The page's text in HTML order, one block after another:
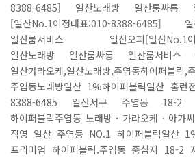
8388-6485] 일산노래방 일산룸싸롱
[일산No.1이정대표:010-8388-6485]
일산룸서비스 일산오피[일산No.1이
일산노래방 일산룸싸롱 일산룸서비스
일산가라오케,일산노래방,주엽동하이퍼블릭,
주엽동노래방일산 1%하이퍼블릭일산 홈
8388-6485 일산서구 주엽동 18-2
하이퍼블릭주엽동 노래방 · 가라오케 · 아가
직영 일산 주엽동 NO.1 하이퍼블릭일산
프리미엄 하이퍼블릭.주엽동 중심지 18-2